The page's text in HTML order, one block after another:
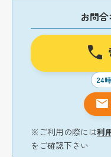
お問
24
※ご利用の際には利
をご確認下さい